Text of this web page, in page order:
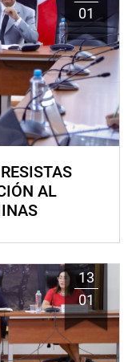
01
AL
13
01